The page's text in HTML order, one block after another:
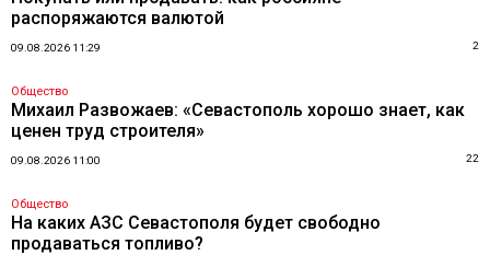
распоряжаются валютой
09.08.2026 11:29 2
Общество
Михаил Развожаев: «Севастополь хорошо знает, как
ценен труд строителя»
09.08.2026 11:00 22
Общество
На каких АЗС Севастополя будет свободно
продаваться топливо?